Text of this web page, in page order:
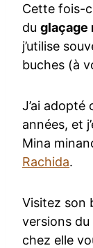
Cette fois-
duglaçage
j’utilise
buches (à
J’ai
années, et
Mina
Rachida.
Visitez son
versions du
chez elle